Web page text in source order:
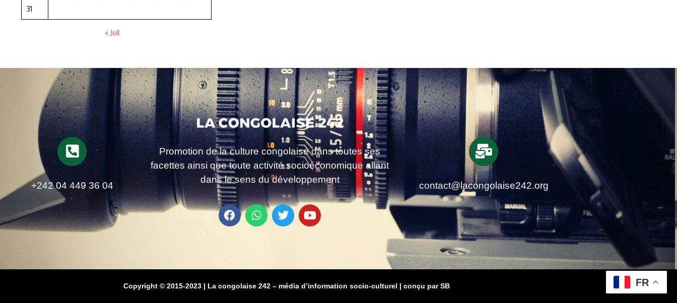
31
« Juil
+242 04 449 36 04
Promotion de la culture congolaise dans toutes ses
facettes ainsi que toute activité socioéconomique allant
dans le sens du développement
contact@lacongolaise242.org
Copyright © 2015-2023 | La congolaise 242 – média d’information socio-culturel | conçu par SB FR